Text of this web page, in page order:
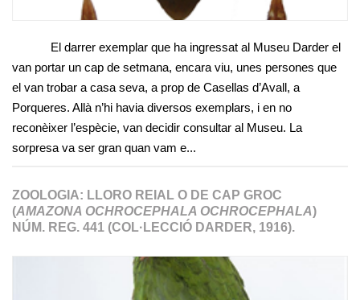
El darrer exemplar que ha ingressat al Museu Darder el
van portar un cap de setmana, encara viu, unes persones que
el van trobar a casa seva, a prop de Casellas d’Avall, a
Porqueres. Allà n’hi havia diversos exemplars, i en no
reconèixer l’espècie, van decidir consultar al Museu. La
sorpresa va ser gran quan vam e...
ZOOLOGIA: LLORO REIAL O DE CAP GROC
(AMAZONA OCHROCEPHALA OCHROCEPHALA)
NÚM. REG. 441 (COL·LECCIÓ DARDER, 1916).